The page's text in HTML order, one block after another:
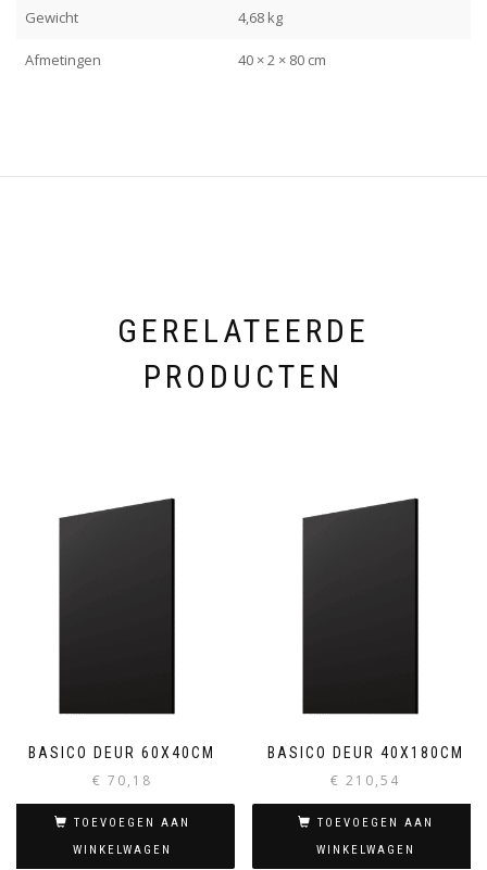
Gewicht 4,68 kg
Afmetingen 40 × 2 × 80 cm
GERELATEERDE
PRODUCTEN
BASICO DEUR 60X40CM
€ 70,18
TOEVOEGEN AAN
WINKELWAGEN
BASICO DEUR 40X180CM
€ 210,54
TOEVOEGEN AAN
WINKELWAGEN